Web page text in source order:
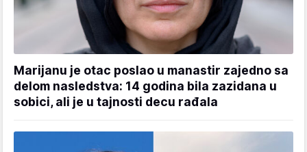
Marijanu je otac poslao u manastir zajedno sa
delom nasledstva: 14 godina bila zazidana u
sobici, ali je u tajnosti decu rađala